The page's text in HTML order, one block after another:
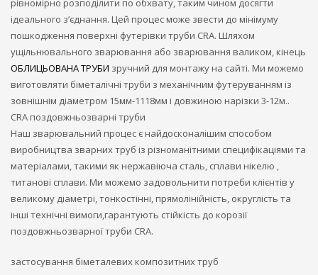
ідеального з’єднання. Цей процес може звести до мінімуму
пошкодження поверхні футерівки труби CRA. Шляхом
ущільнювального зварювання або зварювання валиком, кінець
ОБЛИЦЬОВАНА ТРУБИ зручний для монтажу на сайті. Ми можемо
виготовляти біметалічні труби з механічним футеруванням із
зовнішнім діаметром 15мм-1118мм і довжиною нарізки 3-12м..
CRA поздовжньозварні труби
Наш зварювальний процес є найдосконалішим способом
виробництва зварних труб із різноманітними специфікаціями та
матеріалами, такими як нержавіюча сталь, сплави нікелю ,
титанові сплави. Ми можемо задовольнити потреби клієнтів у
великому діаметрі, тонкостінні, прямолінійність, округлість та
інші технічні вимоги,гарантують стійкість до корозії
поздовжньозварної труби CRA.
застосування біметалевих композитних труб